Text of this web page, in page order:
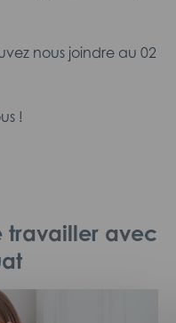
nous joindre au 02
!
travailler avec